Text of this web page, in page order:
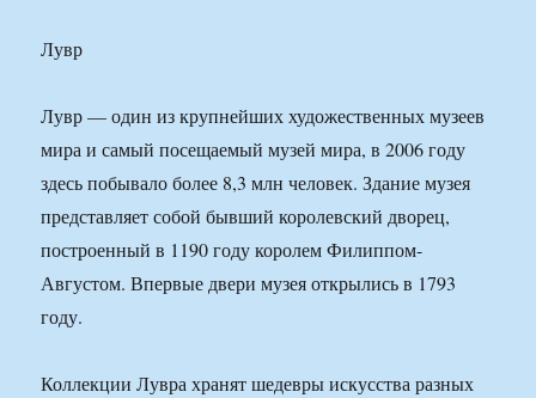
Лувр
Лувр — один из крупнейших художественных музеев
мира и самый посещаемый музей мира, в 2006 году
здесь побывало более 8,3 млн человек. Здание музея
представляет собой бывший королевский дворец,
построенный в 1190 году королем Филиппом-
Августом. Впервые двери музея открылись в 1793
году.
Коллекции Лувра хранят шедевры искусства разных